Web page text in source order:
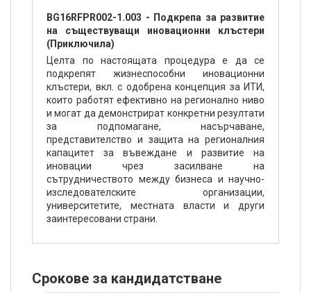
BG16RFPR002-1.003 - Подкрепа за развитие
на съществуващи иновационни клъстери
(Приключила)
Целта по настоящата процедура е да се
подкрепят жизнеспособни иновационни
клъстери, вкл. с одобрена концепция за ИТИ,
които работят ефективно на регионално ниво
и могат да демонстрират конкретни резултати
за подпомагане, насърчаване,
представителство и защита на регионалния
капацитет за въвеждане и развитие на
иновации чрез засилване на
сътрудничеството между бизнеса и научно-
изследователските организации,
университетите, местната власти и други
заинтересовани страни.
Срокове за кандидатстване